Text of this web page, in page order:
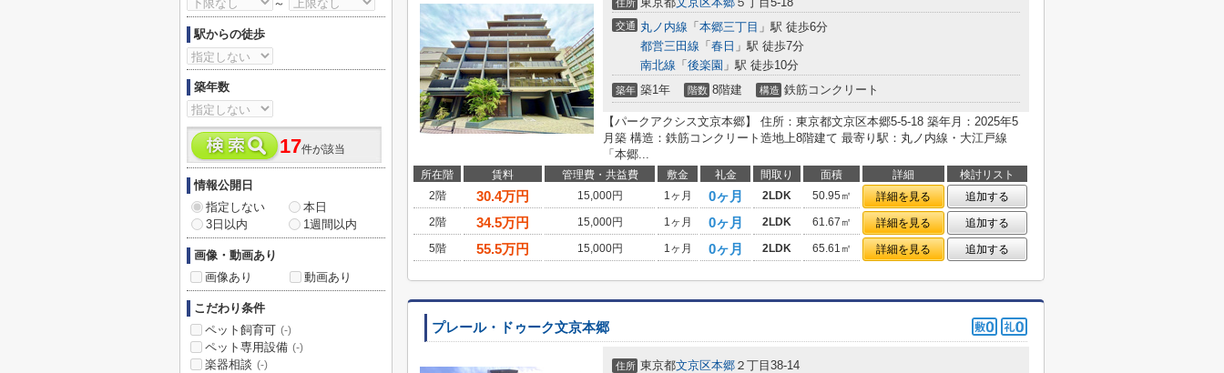
住所
交通 丸ノ内線 「 本郷三丁目 」駅 徒歩6分
都営三田線 「 春日 」駅 徒歩7分
南北線 「 後楽園 」駅 徒歩10分
築年 築1年 階数 8階建 構造 鉄筋コンクリート
【パークアクシス文京本郷】 住所：東京都文京区本郷5-5-18 築年月：2025年5
月築 構造：鉄筋コンクリート造地上8階建て 最寄り駅：丸ノ内線・大江戸線
「本郷...
所在階 賃料 管理費・共益費 敷金 礼金 間取り 面積 詳細
検討リスト
2階
30.4万円 15,000円 1ヶ月 0ヶ月 2LDK 50.95㎡ 詳細を見る
追加する
2階
34.5万円 15,000円 1ヶ月 0ヶ月 2LDK 61.67㎡ 詳細を見る
追加する
5階
55.5万円 15,000円 1ヶ月 0ヶ月 2LDK 65.61㎡ 詳細を見る 追加する
プレール・ドゥーク文京本郷
住所 東京都文京区本郷 ２丁目38-14
～
駅からの徒歩
築年数
17件が該当
情報公開日
指定しない
本日
3日以内
1週間以内
画像・動画あり
画像あり
動画あり
こだわり条件
ペット飼育可 (-)
ペット専用設備 (-)
楽器相談 (-)